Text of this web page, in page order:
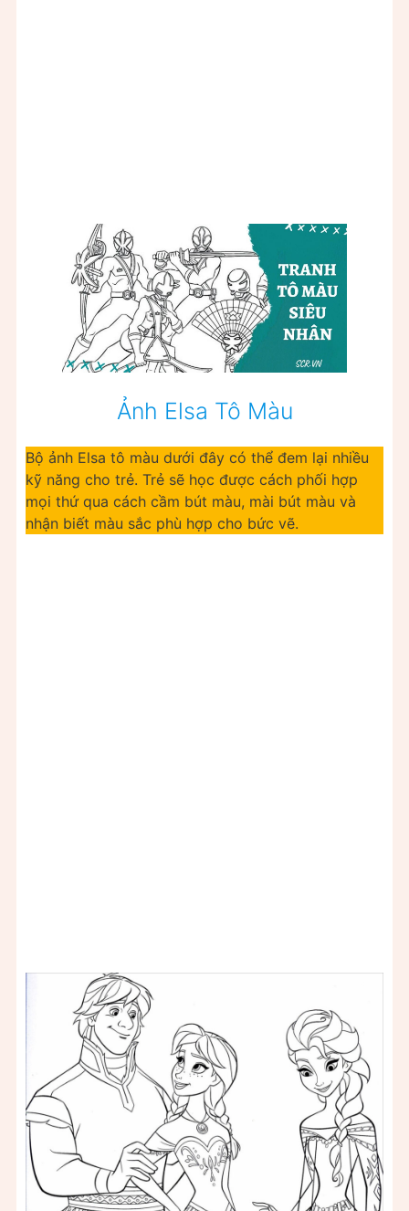
Ảnh Elsa Tô Màu
Bộ ảnh Elsa tô màu dưới đây có thể đem lại nhiều
kỹ năng cho trẻ. Trẻ sẽ học được cách phối hợp
mọi thứ qua cách cầm bút màu, mài bút màu và
nhận biết màu sắc phù hợp cho bức vẽ.